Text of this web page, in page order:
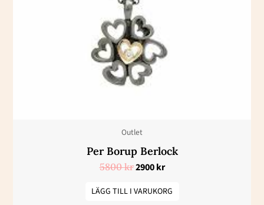
Outlet
Per Borup Berlock
5800kr2900kr
LÄGG TILL I VARUKORG